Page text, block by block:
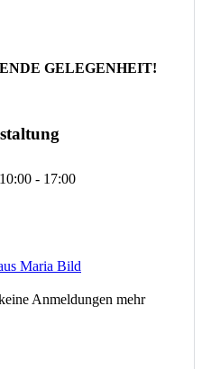
GELEGENHEIT!
10:00 - 17:00
Maria Bild
Anmeldungen mehr